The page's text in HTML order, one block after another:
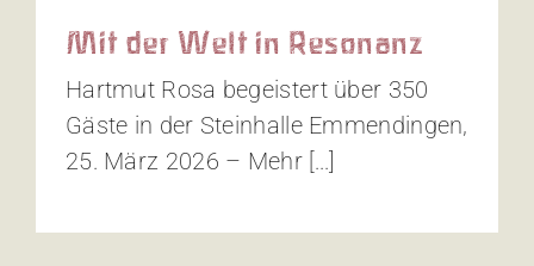
Mit der Welt in Resonanz
Hartmut Rosa begeistert über 350
Gäste in der Steinhalle Emmendingen,
25. März 2026 – Mehr [...]